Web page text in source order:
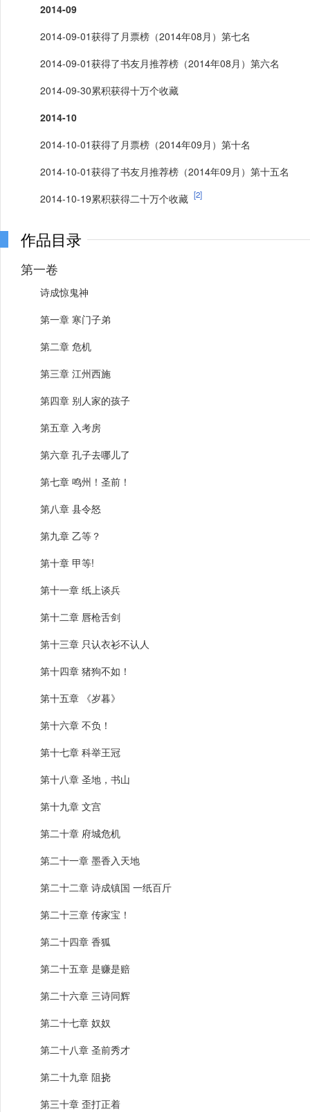
2014-09
2014-09-01获得了月票榜（2014年08月）第七名
2014-09-01获得了书友月推荐榜（2014年08月）第六名
2014-09-30累积获得十万个收藏
2014-10
2014-10-01获得了月票榜（2014年09月）第十名
2014-10-01获得了书友月推荐榜（2014年09月）第十五名
2014-10-19累积获得二十万个收藏 [2]
作品目录
第一卷
诗成惊鬼神
第一章 寒门子弟
第二章 危机
第三章 江州西施
第四章 别人家的孩子
第五章 入考房
第六章 孔子去哪儿了
第七章 鸣州！圣前！
第八章 县令怒
第九章 乙等？
第十章 甲等!
第十一章 纸上谈兵
第十二章 唇枪舌剑
第十三章 只认衣衫不认人
第十四章 猪狗不如！
第十五章 《岁暮》
第十六章 不负！
第十七章 科举王冠
第十八章 圣地，书山
第十九章 文宫
第二十章 府城危机
第二十一章 墨香入天地
第二十二章 诗成镇国 一纸百斤
第二十三章 传家宝！
第二十四章 香狐
第二十五章 是赚是赔
第二十六章 三诗同辉
第二十七章 奴奴
第二十八章 圣前秀才
第二十九章 阻挠
第三十章 歪打正着